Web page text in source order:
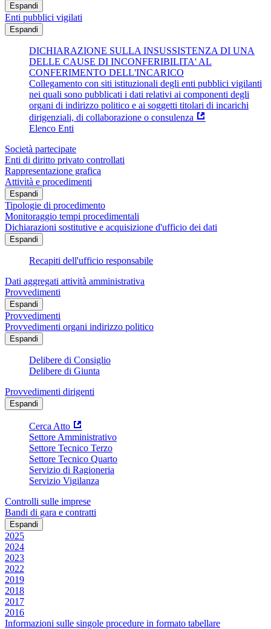
Espandi
Enti pubblici vigilati
Espandi
DICHIARAZIONE SULLA INSUSSISTENZA DI UNA
DELLE CAUSE DI INCONFERIBILITA' AL
CONFERIMENTO DELL'INCARICO
Collegamento con siti istituzionali degli enti pubblici vigilanti
nei quali sono pubblicati i dati relativi ai componenti degli
organi di indirizzo politico e ai soggetti titolari di incarichi
dirigenziali, di collaborazione o consulenza
Elenco Enti
Società partecipate
Enti di diritto privato controllati
Rappresentazione grafica
Attività e procedimenti
Espandi
Tipologie di procedimento
Monitoraggio tempi procedimentali
Dichiarazioni sostitutive e acquisizione d'ufficio dei dati
Espandi
Recapiti dell'ufficio responsabile
Dati aggregati attività amministrativa
Provvedimenti
Espandi
Provvedimenti
Provvedimenti organi indirizzo politico
Espandi
Delibere di Consiglio
Delibere di Giunta
Provvedimenti dirigenti
Espandi
Cerca Atto
Settore Amministrativo
Settore Tecnico Terzo
Settore Tecnico Quarto
Servizio di Ragioneria
Servizio Vigilanza
Controlli sulle imprese
Bandi di gara e contratti
Espandi
2025
2024
2023
2022
2019
2018
2017
2016
Informazioni sulle singole procedure in formato tabellare